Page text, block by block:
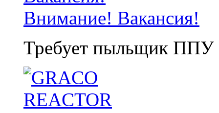
Внимание! Вакансия!
Требует пыльщик ППУ